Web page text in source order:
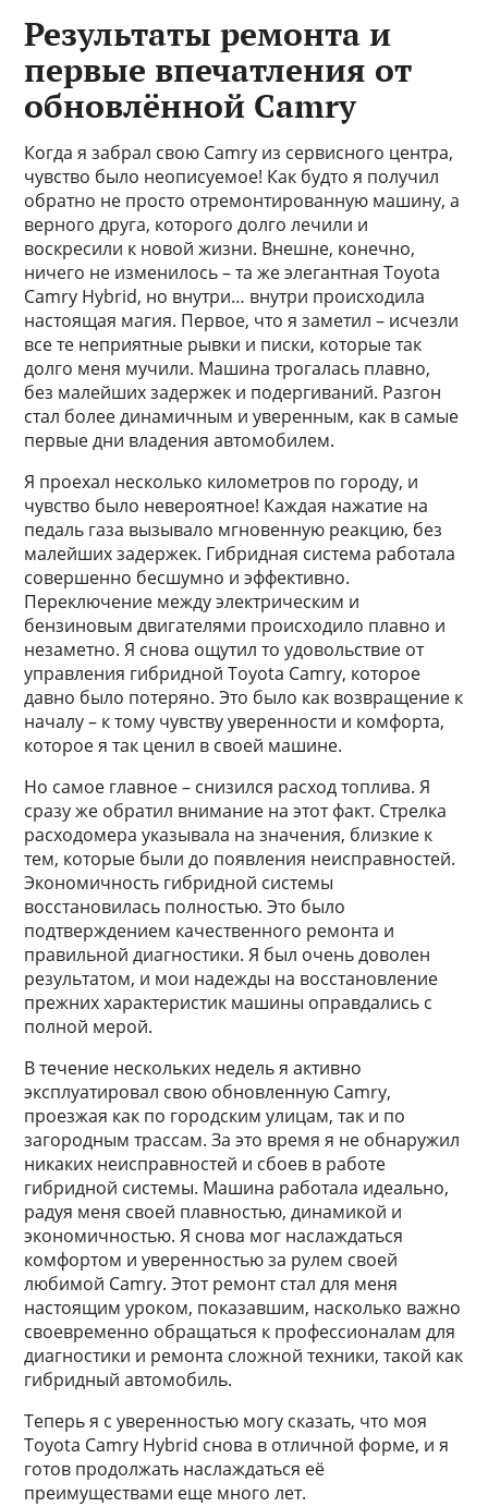
Результаты ремонта и
первые впечатления от
обновлённой Camry
Когда я забрал свою Camry из сервисного центра,
чувство было неописуемое! Как будто я получил
обратно не просто отремонтированную машину, а
верного друга, которого долго лечили и
воскресили к новой жизни. Внешне, конечно,
ничего не изменилось – та же элегантная Toyota
Camry Hybrid, но внутри… внутри происходила
настоящая магия. Первое, что я заметил – исчезли
все те неприятные рывки и писки, которые так
долго меня мучили. Машина трогалась плавно,
без малейших задержек и подергиваний. Разгон
стал более динамичным и уверенным, как в самые
первые дни владения автомобилем.
Я проехал несколько километров по городу, и
чувство было невероятное! Каждая нажатие на
педаль газа вызывало мгновенную реакцию, без
малейших задержек. Гибридная система работала
совершенно бесшумно и эффективно.
Переключение между электрическим и
бензиновым двигателями происходило плавно и
незаметно. Я снова ощутил то удовольствие от
управления гибридной Toyota Camry, которое
давно было потеряно. Это было как возвращение к
началу – к тому чувству уверенности и комфорта,
которое я так ценил в своей машине.
Но самое главное – снизился расход топлива. Я
сразу же обратил внимание на этот факт. Стрелка
расходомера указывала на значения, близкие к
тем, которые были до появления неисправностей.
Экономичность гибридной системы
восстановилась полностью. Это было
подтверждением качественного ремонта и
правильной диагностики. Я был очень доволен
результатом, и мои надежды на восстановление
прежних характеристик машины оправдались с
полной мерой.
В течение нескольких недель я активно
эксплуатировал свою обновленную Camry,
проезжая как по городским улицам, так и по
загородным трассам. За это время я не обнаружил
никаких неисправностей и сбоев в работе
гибридной системы. Машина работала идеально,
радуя меня своей плавностью, динамикой и
экономичностью. Я снова мог наслаждаться
комфортом и уверенностью за рулем своей
любимой Camry. Этот ремонт стал для меня
настоящим уроком, показавшим, насколько важно
своевременно обращаться к профессионалам для
диагностики и ремонта сложной техники, такой как
гибридный автомобиль.
Теперь я с уверенностью могу сказать, что моя
Toyota Camry Hybrid снова в отличной форме, и я
готов продолжать наслаждаться её
преимуществами еще много лет.